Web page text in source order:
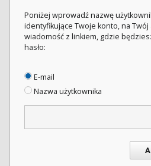
Poniżej wprowadź nazwę
identyfikujące Twoje konto, na
wiadomość z linkiem, gdzie
hasło:
E-mail
Nazwa użytkownika